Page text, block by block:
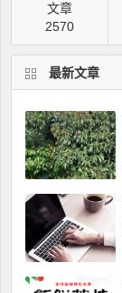
文章
2570
最新文章